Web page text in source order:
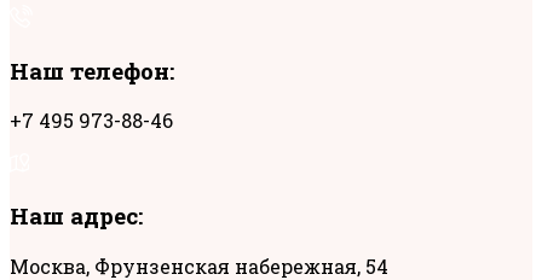
Наш телефон:
+7 495 973-88-46
Наш адрес:
Москва, Фрунзенская набережная, 54